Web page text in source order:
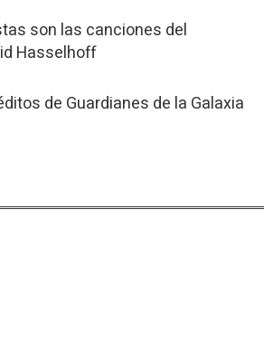
son las canciones del
Hasselhoff
de Guardianes de la Galaxia